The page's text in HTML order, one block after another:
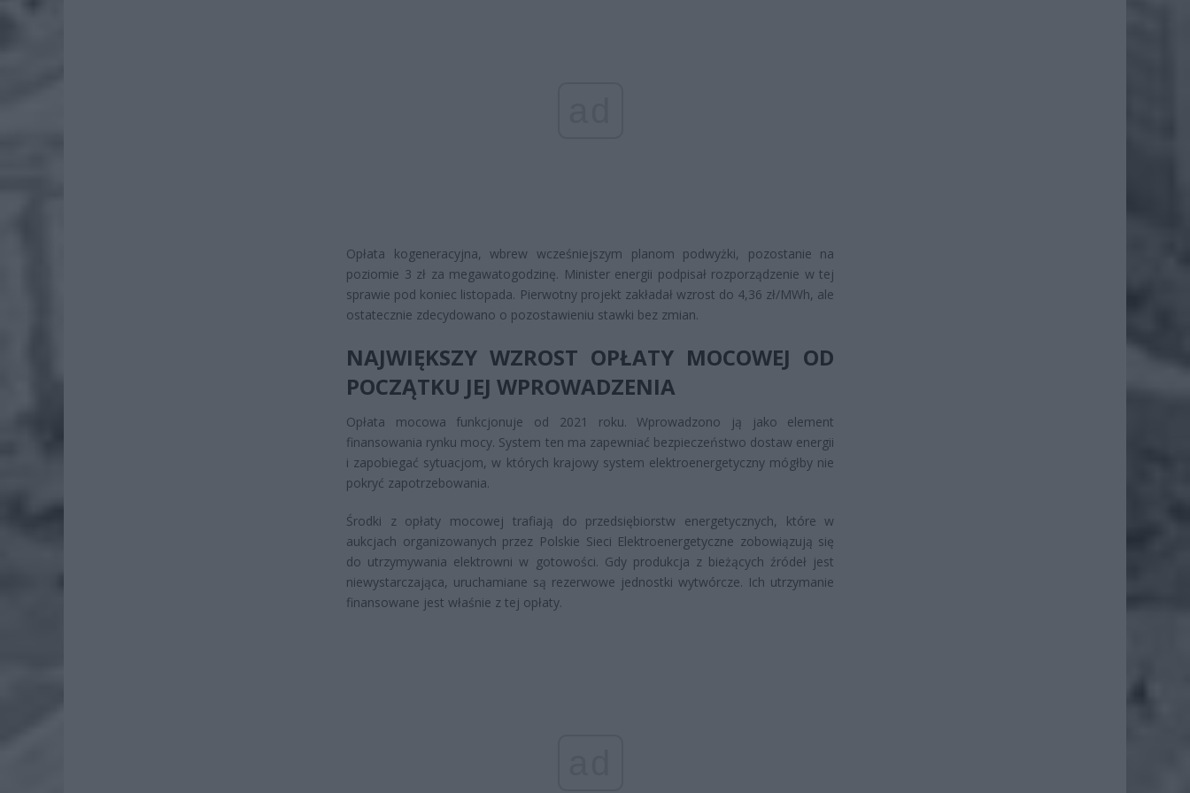
Opłata kogeneracyjna, wbrew wcześniejszym planom podwyżki, pozostanie na
poziomie 3 zł za megawatogodzinę. Minister energii podpisał rozporządzenie w tej
sprawie pod koniec listopada. Pierwotny projekt zakładał wzrost do 4,36 zł/MWh, ale
ostatecznie zdecydowano o pozostawieniu stawki bez zmian.
NAJWIĘKSZY WZROST OPŁATY MOCOWEJ OD
POCZĄTKU JEJ WPROWADZENIA
Opłata mocowa funkcjonuje od 2021 roku. Wprowadzono ją jako element
finansowania rynku mocy. System ten ma zapewniać bezpieczeństwo dostaw energii
i zapobiegać sytuacjom, w których krajowy system elektroenergetyczny mógłby nie
pokryć zapotrzebowania.
Środki z opłaty mocowej trafiają do przedsiębiorstw energetycznych, które w
aukcjach organizowanych przez Polskie Sieci Elektroenergetyczne zobowiązują się
do utrzymywania elektrowni w gotowości. Gdy produkcja z bieżących źródeł jest
niewystarczająca, uruchamiane są rezerwowe jednostki wytwórcze. Ich utrzymanie
finansowane jest właśnie z tej opłaty.